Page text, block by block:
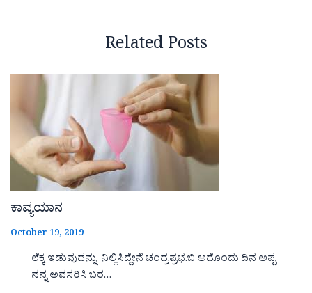
Related Posts
ಕಾವ್ಯಯಾನ
October 19, 2019
ಲೆಕ್ಕ ಇಡುವುದನ್ನು ನಿಲ್ಲಿಸಿದ್ದೇನೆ ಚಂದ್ರಪ್ರಭ.ಬಿ ಅದೊಂದು ದಿನ ಅಪ್ಪ
ನನ್ನ ಅವಸರಿಸಿ ಬರ…